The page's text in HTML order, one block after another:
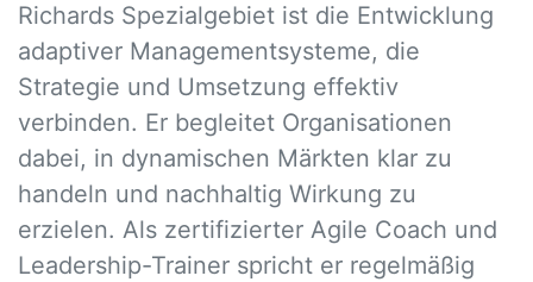
Richards Spezialgebiet ist die Entwicklung
adaptiver Managementsysteme, die
Strategie und Umsetzung effektiv
verbinden. Er begleitet Organisationen
dabei, in dynamischen Märkten klar zu
handeln und nachhaltig Wirkung zu
erzielen. Als zertifizierter Agile Coach und
Leadership-Trainer spricht er regelmäßig